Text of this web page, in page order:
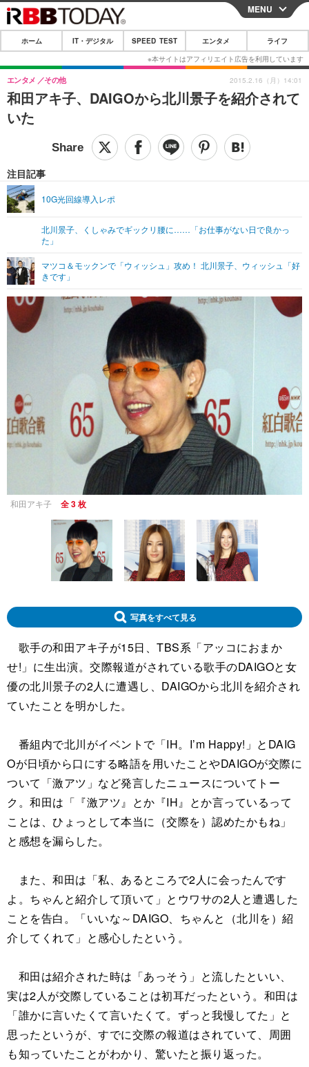
CLOSE
ホーム
IT・デジタル
IT・デジタルTOP スマートフォン
ショッピング その他
SPEED TEST
エンタメTOP 映画・ドラマ
ショッピング その他
ライフTOP
リリース一覧
MENU
ホーム IT・デジタル SPEED TEST エンタメ ライフ
和田アキ子、DAIGOから北川景子を紹介されて
いた
エンタメ その他
注目記事
10G光回線導入レポ
北川景子、くしゃみでギックリ腰に……「お仕事がない日で良かっ
た」
マツコ＆モックンで「ウィッシュ」攻め！ 北川景子、ウィッシュ「好
きです」
2015.2.16（月）14:01
和田アキ子 全 3 枚
写真をすべて見る
歌手の和田アキ子が15日、TBS系「アッコにおまか
せ!」に生出演。交際報道がされている歌手のDAIGOと女
優の北川景子の2人に遭遇し、DAIGOから北川を紹介され
ていたことを明かした。
番組内で北川がイベントで「IH。I’m Happy!」とDAIG
Oが日頃から口にする略語を用いたことやDAIGOが交際に
ついて「激アツ」など発言したニュースについてトー
ク。和田は「『激アツ』とか『IH』とか言っているって
ことは、ひょっとして本当に（交際を）認めたかもね」
と感想を漏らした。
また、和田は「私、あるところで2人に会ったんです
よ。ちゃんと紹介して頂いて」とウワサの2人と遭遇した
ことを告白。「いいな～DAIGO、ちゃんと（北川を）紹
介してくれて」と感心したという。
和田は紹介された時は「あっそう」と流したといい、
実は2人が交際していることは初耳だったという。和田は
「誰かに言いたくて言いたくて。ずっと我慢してた」と
思ったというが、すでに交際の報道はされていて、周囲
も知っていたことがわかり、驚いたと振り返った。